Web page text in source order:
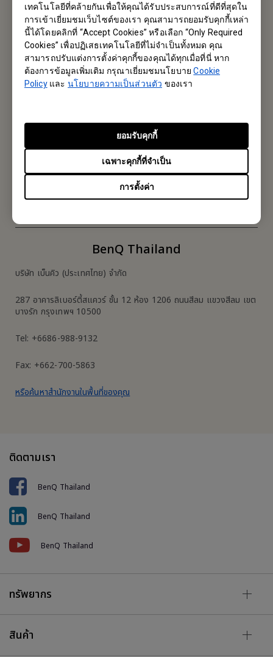
เทคโนโลยีที่คล้ายกันเพื่อให้คุณได้รับประสบการณ์ที่ดีที่สุดใน
การเข้าเยี่ยมชมเว็บไซต์ของเรา คุณสามารถยอมรับคุกกี้เหล่า
นี้ได้โดยคลิกที่ “Accept Cookies” หรือเลือก “Only Required
Cookies” เพื่อปฏิเสธเทคโนโลยีที่ไม่จำเป็นทั้งหมด คุณ
สามารถปรับแต่งการตั้งค่าคุกกี้ของคุณได้ทุกเมื่อที่นี่ หาก
ต้องการข้อมูลเพิ่มเติม กรุณาเยี่ยมชมนโยบายCookie
Policyและนโยบายความเป็นส่วนตัว ของเรา
การตั้งค่า
เฉพาะคุกกี้ที่จำเป็น
ยอมรับคุกกี้
ติอต่อเรา
ยินดีต้อนรับ
Email หาเรา
สมัครรับจดหมายข่าว
เป็นคนแรกที่ได้ข้อมูลใหม่ๆจากเรา
Subscribe
BenQ Thailand
บริษัท เบ็นคิว (ประเทศไทย) จำกัด
287 อาคารลิเบอร์ตี้สแควร์ ชั้น 12 ห้อง 1206 ถนนสีลม แขวงสีลม เขต
บางรัก กรุงเทพฯ 10500
Tel: +6686-988-9132
Fax: +662-700-5863
หรือค้นหาสำนักงานในพื้นที่ของคุณ
ติดตามเรา
BenQ Thailand
BenQ Thailand
BenQ Thailand
ทรัพยากร
สินค้า